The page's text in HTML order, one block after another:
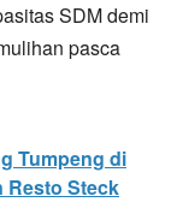
SDM demi
pasca
Tumpeng di
Resto Steck